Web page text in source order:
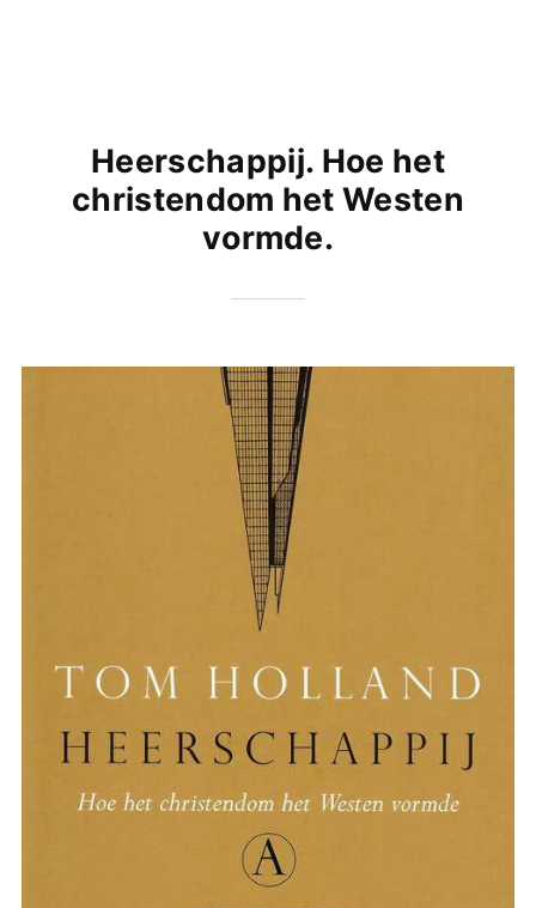
Heerschappij. Hoe het
christendom het Westen
vormde.